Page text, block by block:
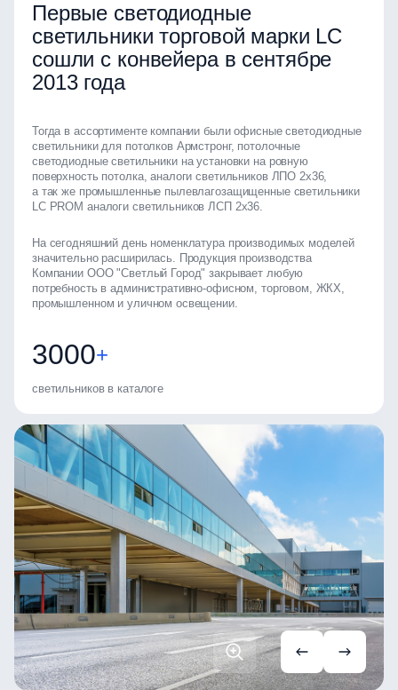
Первые светодиодные
светильники торговой марки LC
сошли с конвейера в сентябре
2013 года
Тогда в ассортименте компании были офисные светодиодные
светильники для потолков Армстронг, потолочные
светодиодные светильники на установки на ровную
поверхность потолка, аналоги светильников ЛПО 2х36,
а так же промышленные пылевлагозащищенные светильники
LC PROM аналоги светильников ЛСП 2х36.
На сегодняшний день номенклатура производимых моделей
значительно расширилась. Продукция производства
Компании ООО "Светлый Город" закрывает любую
потребность в административно-офисном, торговом, ЖКХ,
промышленном и уличном освещении.
3000+
светильников в каталоге